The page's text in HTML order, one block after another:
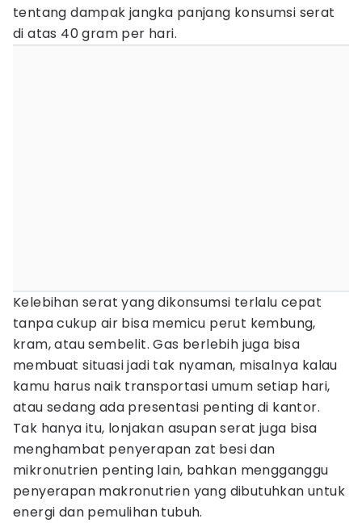
tentang dampak jangka panjang konsumsi serat
di atas 40 gram per hari.
Kelebihan serat yang dikonsumsi terlalu cepat
tanpa cukup air bisa memicu perut kembung,
kram, atau sembelit. Gas berlebih juga bisa
membuat situasi jadi tak nyaman, misalnya kalau
kamu harus naik transportasi umum setiap hari,
atau sedang ada presentasi penting di kantor.
Tak hanya itu, lonjakan asupan serat juga bisa
menghambat penyerapan zat besi dan
mikronutrien penting lain, bahkan mengganggu
penyerapan makronutrien yang dibutuhkan untuk
energi dan pemulihan tubuh.